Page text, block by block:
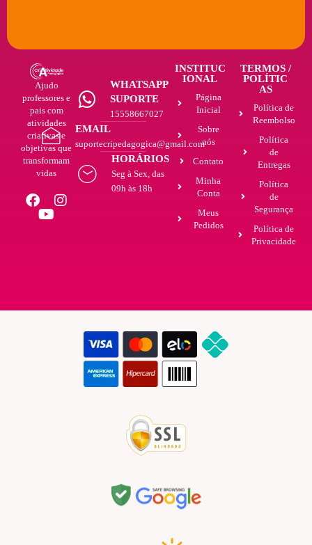
Ajudo
professores e
pais com
atividades
criativas e
objetivas que
transformam
vidas
WHATSAPP
SUPORTE
15558667027
EMAIL
suportecripedagogica@gmail.com
HORÁRIOS
Seg à Sex, das
09h às 18h
INSTITUC
IONAL
Página
Inicial
Sobre
nós
Contato
Minha
Conta
Meus
Pedidos
TERMOS /
POLÍTIC
AS
Política de
Reembolso
Política
de
Entregas
Política
de
Segurança
Política de
Privacidade